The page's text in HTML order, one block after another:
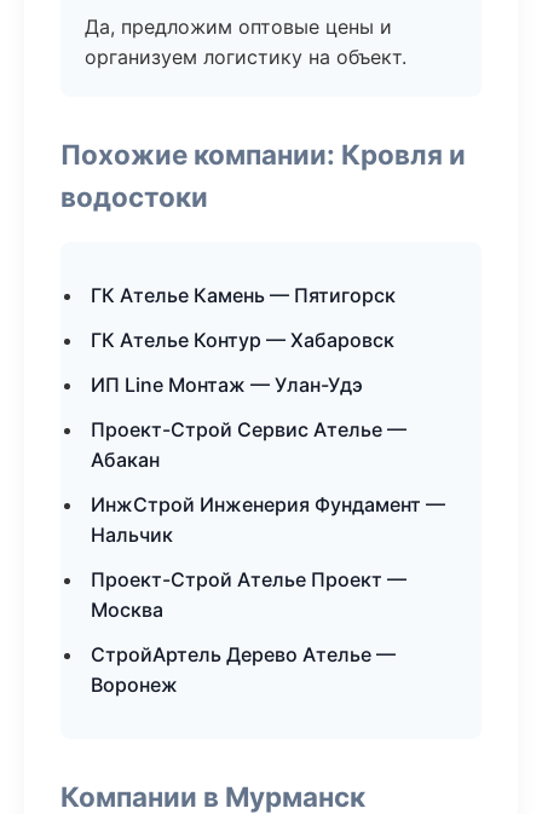
Да, предложим оптовые цены и
организуем логистику на объект.
Похожие компании: Кровля и
водостоки
ГК Ателье Камень — Пятигорск
ГК Ателье Контур — Хабаровск
ИП Line Монтаж — Улан-Удэ
Проект-Строй Сервис Ателье —
Абакан
ИнжСтрой Инженерия Фундамент —
Нальчик
Проект-Строй Ателье Проект —
Москва
СтройАртель Дерево Ателье —
Воронеж
Компании в Мурманск